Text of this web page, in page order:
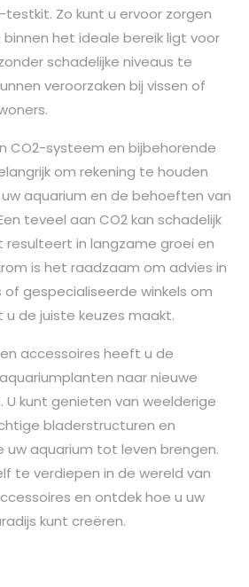
Zo kunt u ervoor zorgen
het ideale bereik ligt voor
schadelijke niveaus te
veroorzaken bij vissen of
CO2-systeem en bijbehorende
om rekening te houden
aquarium en de behoeften van
teveel aan CO2 kan schadelijk
resulteert in langzame groei en
is het raadzaam om advies in
gespecialiseerde winkels om
de juiste keuzes maakt.
accessoires heeft u de
naar nieuwe
kunt genieten van weelderige
bladerstructuren en
uw aquarium tot leven brengen.
te verdiepen in de wereld van
en ontdek hoe u uw
kunt creëren.